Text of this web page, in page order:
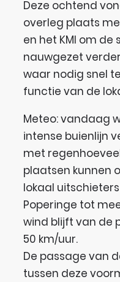
Deze ochtend
overleg plaats
en het KMI om
nauwgezet
waar nodig snel
functie van de
Meteo: vandaag
intense buienlijn
met
plaatsen kunnen
lokaal
Poperinge tot
wind blijft van de
50 km/uur.
De passage van
tussen deze